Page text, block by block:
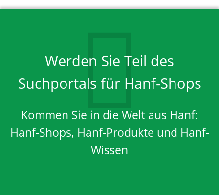
Werden Sie Teil des
Suchportals für Hanf-Shops
Kommen Sie in die Welt aus Hanf:
Hanf-Shops, Hanf-Produkte und Hanf-
Wissen